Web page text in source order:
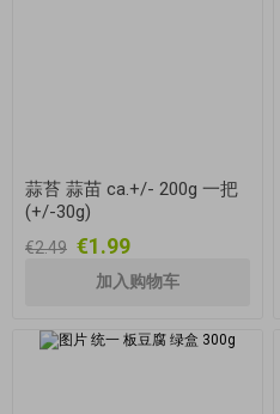
蒜苔 蒜苗 ca.+/- 200g 一把
(+/-30g)
€2.49 €1.99